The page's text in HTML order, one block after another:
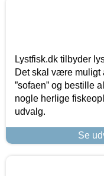
Lystfisk.dk tilbyder
Det skal være muligt
”sofaen” og bestille
nogle herlige
udvalg.
Se